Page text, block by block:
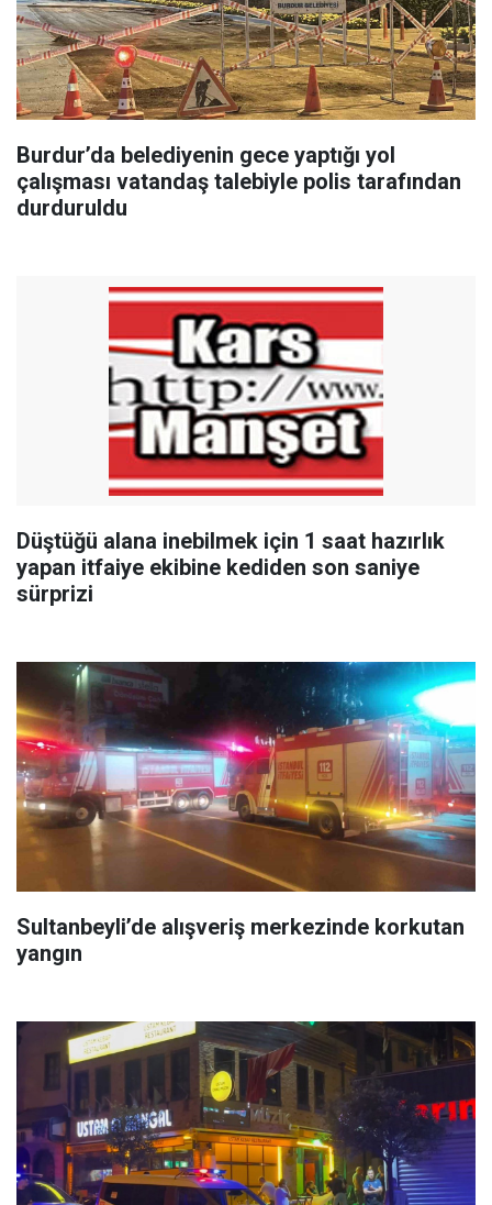
Burdur’da belediyenin gece yaptığı yol
çalışması vatandaş talebiyle polis tarafından
durduruldu
Düştüğü alana inebilmek için 1 saat hazırlık
yapan itfaiye ekibine kediden son saniye
sürprizi
Sultanbeyli’de alışveriş merkezinde korkutan
yangın